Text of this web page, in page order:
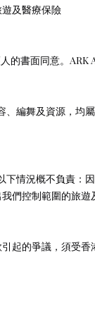
及醫療保險
的書面同意。
、編舞及資源，均
下情況概不負責
們控制範圍的旅遊
起的爭議，須受